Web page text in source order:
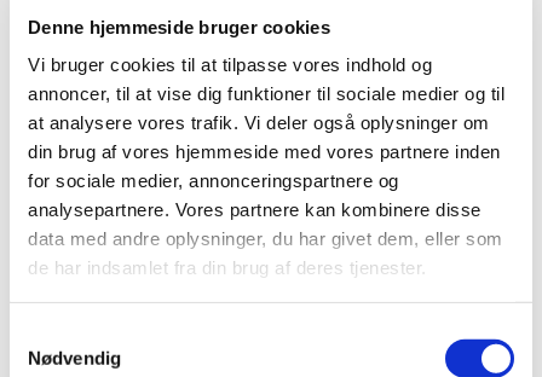
Denne hjemmeside bruger cookies
Vi bruger cookies til at tilpasse vores indhold og
annoncer, til at vise dig funktioner til sociale medier og til
at analysere vores trafik. Vi deler også oplysninger om
din brug af vores hjemmeside med vores partnere inden
for sociale medier, annonceringspartnere og
analysepartnere. Vores partnere kan kombinere disse
data med andre oplysninger, du har givet dem, eller som
de har indsamlet fra din brug af deres tjenester.
Nødvendig
Alle (2505)
TID
2026 (83)
2025 (158)
2024 (224)
december (50)